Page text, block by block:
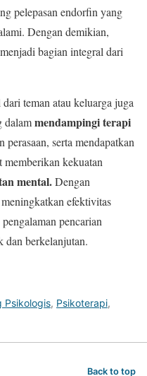
pelepasan endorfin yang
Dengan demikian,
bagian integral dari
teman atau keluarga juga
dalammendampingi terapi
perasaan, serta mendapatkan
memberikan kekuatan
mental.Dengan
efektivitas
pencarian
dan berkelanjutan.
Psikologis, Psikoterapi,
Back to top